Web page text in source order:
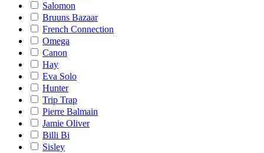
Salomon
Bruuns Bazaar
French Connection
Omega
Canon
Hay
Eva Solo
Hunter
Trip Trap
Pierre Balmain
Jamie Oliver
Billi Bi
Sisley